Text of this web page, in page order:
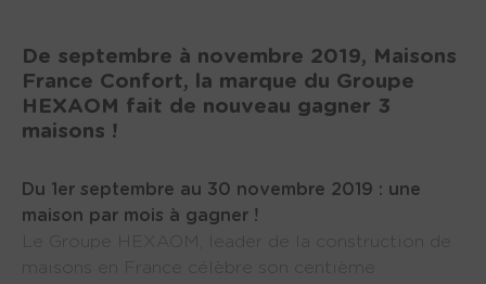
De septembre à novembre 2019, Maisons
France Confort, la marque du Groupe
HEXAOM fait de nouveau gagner 3
maisons !
Du 1er septembre au 30 novembre 2019 : une
maison par mois à gagner !
maisons en France célèbre son centième